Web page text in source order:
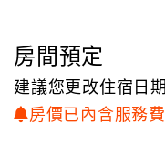
顧
服
房間預定
建議您更改住宿日
房價已內含服務